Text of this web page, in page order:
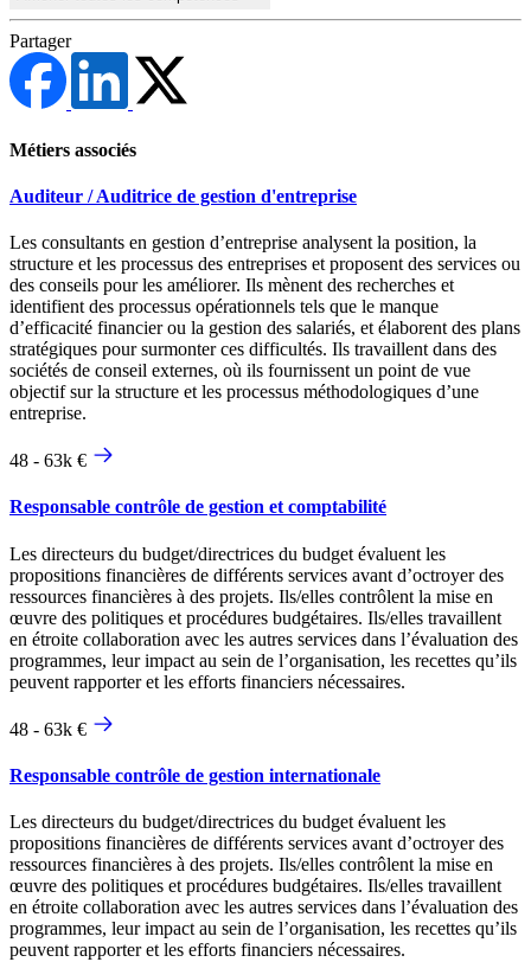
Partager
Métiers associés
Auditeur / Auditrice de gestion d'entreprise
Les consultants en gestion d’entreprise analysent la position, la
structure et les processus des entreprises et proposent des services ou
des conseils pour les améliorer. Ils mènent des recherches et
identifient des processus opérationnels tels que le manque
d’efficacité financier ou la gestion des salariés, et élaborent des plans
stratégiques pour surmonter ces difficultés. Ils travaillent dans des
sociétés de conseil externes, où ils fournissent un point de vue
objectif sur la structure et les processus méthodologiques d’une
entreprise.
48 - 63k €
Responsable contrôle de gestion et comptabilité
Les directeurs du budget/directrices du budget évaluent les
propositions financières de différents services avant d’octroyer des
ressources financières à des projets. Ils/elles contrôlent la mise en
œuvre des politiques et procédures budgétaires. Ils/elles travaillent
en étroite collaboration avec les autres services dans l’évaluation des
programmes, leur impact au sein de l’organisation, les recettes qu’ils
peuvent rapporter et les efforts financiers nécessaires.
48 - 63k €
Responsable contrôle de gestion internationale
Les directeurs du budget/directrices du budget évaluent les
propositions financières de différents services avant d’octroyer des
ressources financières à des projets. Ils/elles contrôlent la mise en
œuvre des politiques et procédures budgétaires. Ils/elles travaillent
en étroite collaboration avec les autres services dans l’évaluation des
programmes, leur impact au sein de l’organisation, les recettes qu’ils
peuvent rapporter et les efforts financiers nécessaires.